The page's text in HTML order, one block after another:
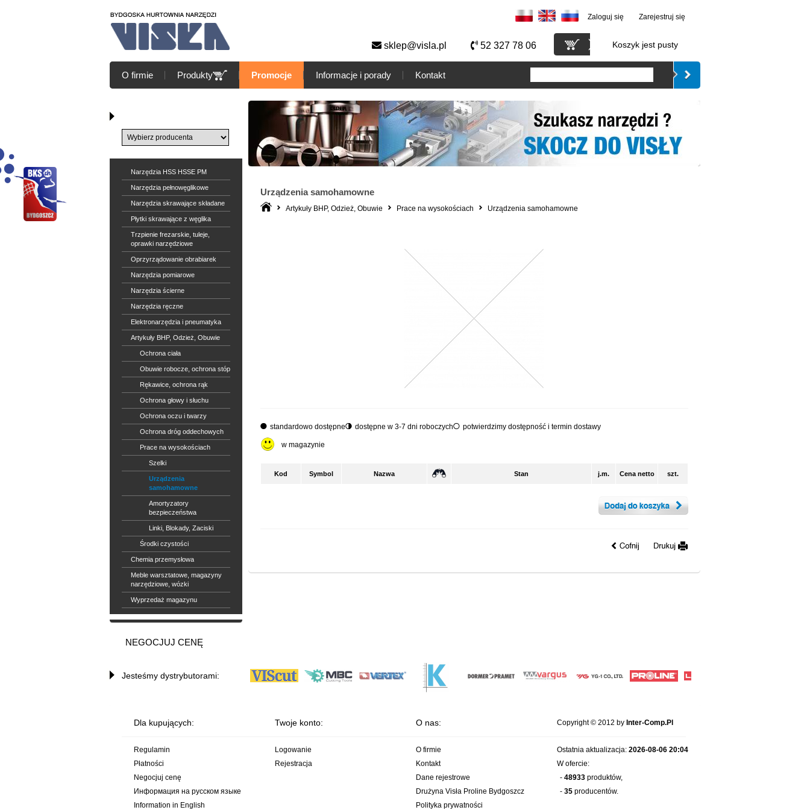
Zarejestruj się
Zaloguj się
sklep@visla.pl 52 327 78 06 Koszyk jest pusty
O firmie Produkty Promocje Informacje i porady Kontakt
Narzędzia HSS HSSE PM
Narzędzia pełnowęglikowe
Narzędzia skrawające składane
Płytki skrawające z węglika
Trzpienie frezarskie, tuleje,
oprawki narzędziowe
Oprzyrządowanie obrabiarek
Narzędzia pomiarowe
Narzędzia ścierne
Narzędzia ręczne
Elektronarzędzia i pneumatyka
Artykuły BHP, Odzież, Obuwie
Ochrona ciała
Obuwie robocze, ochrona stóp
Rękawice, ochrona rąk
Ochrona głowy i słuchu
Ochrona oczu i twarzy
Ochrona dróg oddechowych
Prace na wysokościach
Szelki
Urządzenia
samohamowne
Amortyzatory
bezpieczeństwa
Linki, Blokady, Zaciski
Środki czystości
Chemia przemysłowa
Meble warsztatowe, magazyny
narzędziowe, wózki
Wyprzedaż magazynu
NEGOCJUJ CENĘ
Urządzenia samohamowne
Artykuły BHP, Odzież, Obuwie Prace na wysokościach Urządzenia samohamowne
standardowo dostępne dostępne w 3-7 dni roboczych potwierdzimy dostępność i termin dostawy
w magazynie
Kod Symbol Nazwa Stan j.m. Cena netto szt.
Jesteśmy dystrybutorami:
Dla kupujących:
Regulamin
Płatności
Negocjuj cenę
Информация на русском языке
Information in English
Twoje konto:
Logowanie
Rejestracja
O nas:
O firmie
Kontakt
Dane rejestrowe
Drużyna Visła Proline Bydgoszcz
Polityka prywatności
Copyright © 2012 by Inter-Comp.Pl
Ostatnia aktualizacja: 2026-08-06 20:04
W ofercie:
- 48933 produktów,
- 35 producentów.